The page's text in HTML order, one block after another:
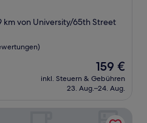
km von University/65th Street
Der
Preis
beträgt
159 €
inkl. Steuern & Gebühren
23. Aug.–24. Aug.